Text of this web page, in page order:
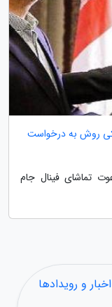
کی روش به درخواست
تماشای فینال جام
اخبار و رویدادها